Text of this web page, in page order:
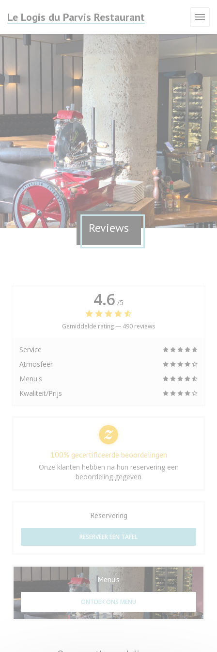
Le Logis du Parvis Restaurant
Reviews
4.6 /5
Gemiddelde rating — 490 reviews
Service
Atmosfeer
Menu's
Kwaliteit/Prijs
100% gecertificeerde beoordelingen
Onze klanten hebben na hun reservering een
beoordeling gegeven
Reservering
RESERVEER EEN TAFEL
Menu's
ONTDEK ONS MENU